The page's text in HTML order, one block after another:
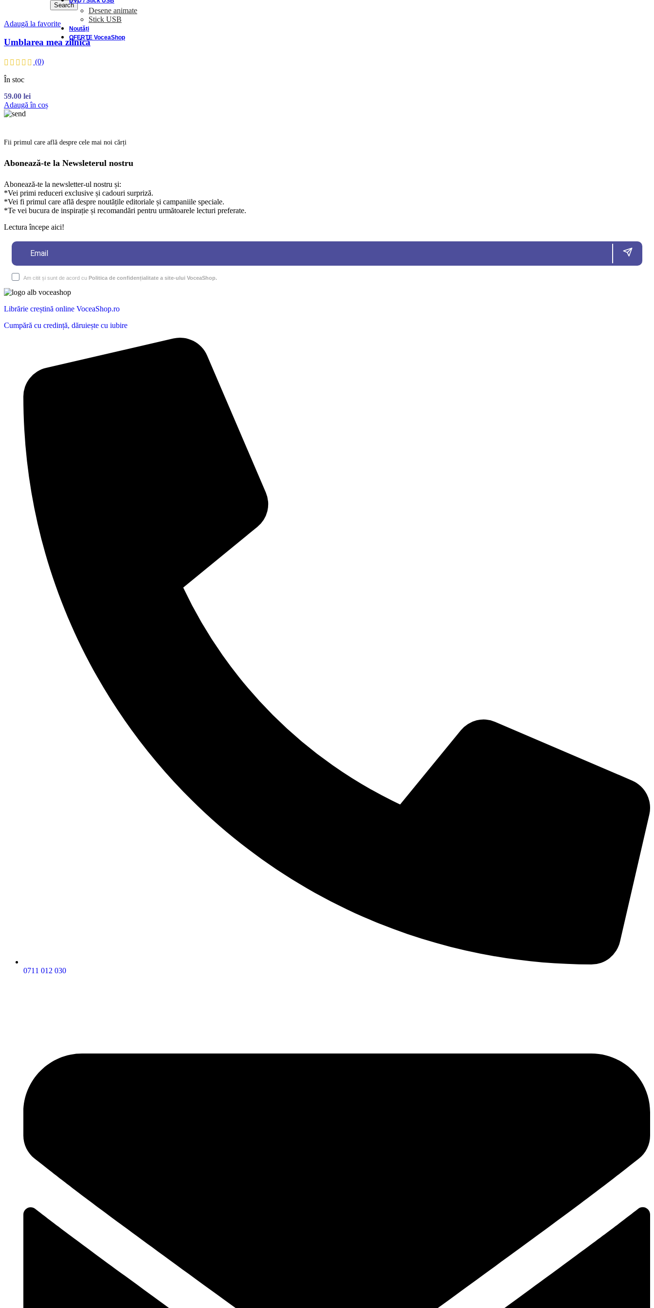
Search
Desene animate
Stick USB
Noutăți
OFERTE VoceaShop
Adaugă la favorite
Umblarea mea zilnică
(0)
În stoc
59.00 lei
Adaugă în coș
Fii primul care află despre cele mai noi cărți
Abonează-te la Newsleterul nostru
Abonează-te la newsletter-ul nostru și:
*Vei primi reduceri exclusive și cadouri surpriză.
*Vei fi primul care află despre noutățile editoriale și campaniile speciale.
*Te vei bucura de inspirație și recomandări pentru următoarele lecturi preferate.
Lectura începe aici!
Am citit și sunt de acord cu Politica de confidențialitate a site-ului VoceaShop.
Librărie creștină online VoceaShop.ro
Cumpără cu credință, dăruiește cu iubire
0711 012 030